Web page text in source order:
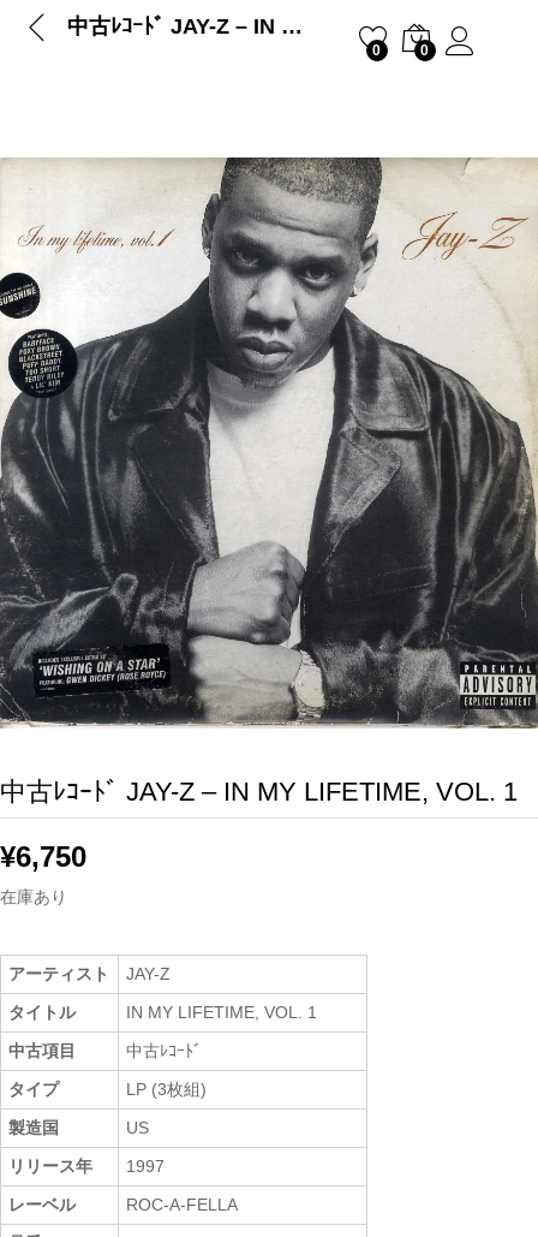
中古ﾚｺｰﾄﾞ JAY-Z – IN MY LIFETIME, VOL. 1
0 0
中古ﾚｺｰﾄﾞ JAY-Z – IN MY LIFETIME, VOL. 1
¥6,750
在庫あり
アーティスト
JAY-Z
タイトル
IN MY LIFETIME, VOL. 1
中古項目
中古ﾚｺｰﾄﾞ
タイプ
LP (3枚組)
製造国
US
リリース年
1997
レーベル
ROC-A-FELLA